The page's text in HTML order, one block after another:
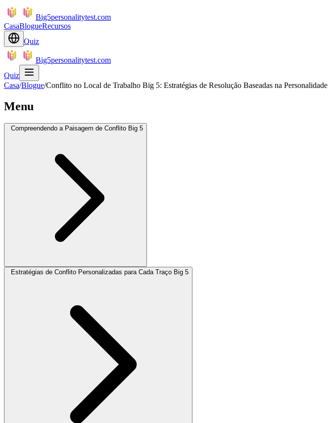
Big5personalitytest.com
CasaBlogueRecursos
Quiz
Big5personalitytest.com
Quiz
Casa/Blogue/Conflito no Local de Trabalho Big 5: Estratégias de Resolução Baseadas na Personalidade
Menu
Compreendendo a Paisagem de Conflito Big 5
Estratégias de Conflito Personalizadas para Cada Traço Big 5